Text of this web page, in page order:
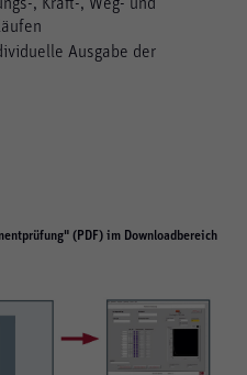
Ausgabe der
(PDF) im Downloadbereich